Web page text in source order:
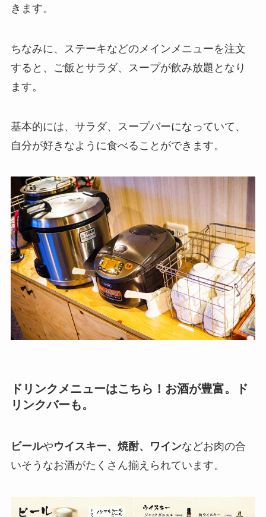
きます。
ちなみに、ステーキなどのメインメニューを注文
すると、ご飯とサラダ、スープが飲み放題となり
ます。
基本的には、サラダ、スープバーになっていて、
自分が好きなように食べることができます。
ドリンクメニューはこちら！お酒が豊富。ド
リンクバーも。
ビールやウイスキー、焼酎、ワインなどお肉の合
いそうなお酒がたくさん揃えられています。